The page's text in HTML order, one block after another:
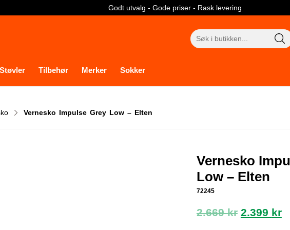
Godt utvalg - Gode priser - Rask levering
Søk
etter:
Støvler Tilbehør Merker Sokker
Vernesko Impulse Grey Low – Elten
Vernesko
Low – Elten
72245
2.669kr 2.399 kr